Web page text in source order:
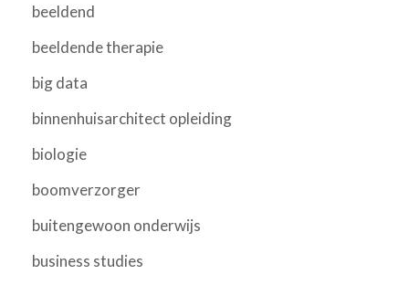
beeldend
beeldende therapie
big data
binnenhuisarchitect opleiding
biologie
boomverzorger
buitengewoon onderwijs
business studies